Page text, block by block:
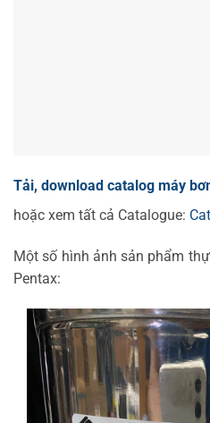
Tải, download catalog máy
hoặc xem tất cả Catalogue:
Một số hình ảnh sản phẩm
Pentax: